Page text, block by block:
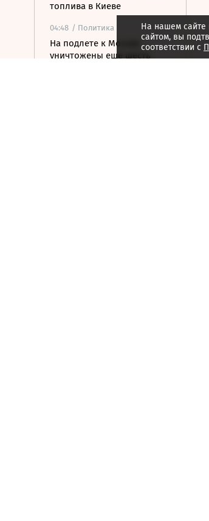
топлива в Киеве
04:48 / Политика
На подлете к Москве
уничтожены еще шесть
На нашем сайте
сайтом, вы
соответствии с